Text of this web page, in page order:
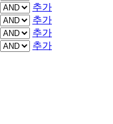
추가
추가
추가
추가